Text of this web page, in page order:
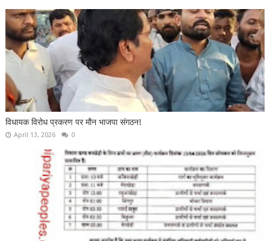
विधायक विरोध प्रकरण पर मौन भाजपा संगठन!
April 13, 2026 0